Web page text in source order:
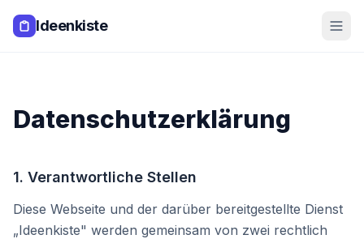
Ideenkiste
Datenschutzerklärung
1. Verantwortliche Stellen
Diese Webseite und der darüber bereitgestellte Dienst
„Ideenkiste" werden gemeinsam von zwei rechtlich